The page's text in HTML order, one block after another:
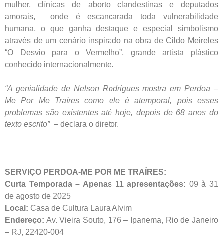
mulher, clínicas de aborto clandestinas e deputados
amorais, onde é escancarada toda vulnerabilidade
humana, o que ganha destaque e especial simbolismo
através de um cenário inspirado na obra de Cildo Meireles
“O Desvio para o Vermelho”, grande artista plástico
conhecido internacionalmente.
“A genialidade de Nelson Rodrigues mostra em Perdoa –
Me Por Me Traíres como ele é atemporal, pois esses
problemas são existentes até hoje, depois de 68 anos do
texto escrito”– declara o diretor.
SERVIÇO PERDOA-ME POR ME TRAÍRES:
Curta Temporada – Apenas 11 apresentações: 09 à 31
de agosto de 2025
Local: Casa de Cultura Laura Alvim
Endereço: Av. Vieira Souto, 176 – Ipanema, Rio de Janeiro
– RJ, 22420-004